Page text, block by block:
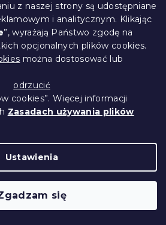
z naszej strony są udostępniane
i analitycznym. Klikając
”, wyrażają Państwo zgodę na
opcjonalnych plików cookies.
można dostosować lub
odrzucić
cookies”. Więcej informacji
Zasadach używania plików
Ustawienia
się
Do Koszyka